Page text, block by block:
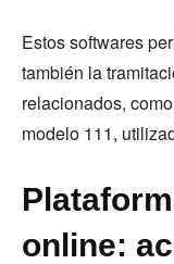
Estos softwares
también la
relacionados,
modelo 111,
online: